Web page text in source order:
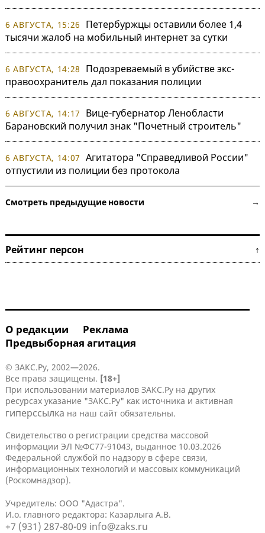
6 АВГУСТА, 15:26
Петербуржцы оставили более 1,4
тысячи жалоб на мобильный интернет за сутки
6 АВГУСТА, 14:28
Подозреваемый в убийстве экс-
правоохранитель дал показания полиции
6 АВГУСТА, 14:17
Вице-губернатор Ленобласти
Барановский получил знак "Почетный строитель"
6 АВГУСТА, 14:07 Агитатора "Справедливой России"
отпустили из полиции без протокола
Смотреть предыдущие новости →
Рейтинг персон ↑
О редакции
Реклама
Предвыборная агитация
© ЗАКС.Ру, 2002—2026.
Все права защищены. [18+]
При использовании материалов ЗАКС.Ру на других
ресурсах указание "ЗАКС.Ру" как источника и активная
гиперссылка на наш сайт обязательны.
Свидетельство о регистрации средства массовой
информации ЭЛ №ФС77-91043, выданное 10.03.2026
Федеральной службой по надзору в сфере связи,
информационных технологий и массовых коммуникаций
(Роскомнадзор).
Учредитель: ООО "Адастра".
И.о. главного редактора: Казарлыга А.В.
+7 (931) 287-80-09 info@zaks.ru